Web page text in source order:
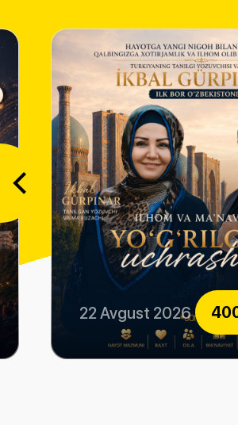
Ilhom va ma'naviyatga yo'g'rilgan
22 Avgust 2026